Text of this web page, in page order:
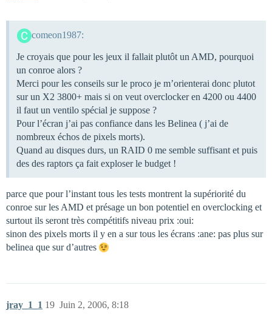
comeon1987:
Je croyais que pour les jeux il fallait plutôt un AMD, pourquoi
un conroe alors ?
Merci pour les conseils sur le proco je m’orienterai donc plutot
sur un X2 3800+ mais si on veut overclocker en 4200 ou 4400
il faut un ventilo spécial je suppose ?
Pour l’écran j’ai pas confiance dans les Belinea ( j’ai de
nombreux échos de pixels morts).
Quand au disques durs, un RAID 0 me semble suffisant et puis
des des raptors ça fait exploser le budget !
parce que pour l’instant tous les tests montrent la supériorité du
conroe sur les AMD et présage un bon potentiel en overclocking et
surtout ils seront très compétitifs niveau prix :oui:
sinon des pixels morts il y en a sur tous les écrans :ane: pas plus sur
belinea que sur d’autres
jray_1_1 Juin 2, 2006, 8:18
19